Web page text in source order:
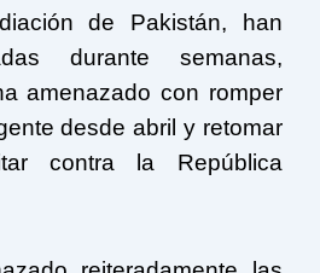
de Pakistán, han
durante semanas,
amenazado con romper
desde abril y retomar
contra la República